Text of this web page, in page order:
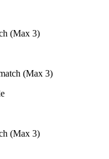
(Max 3)
(Max 3)
(Max 3)